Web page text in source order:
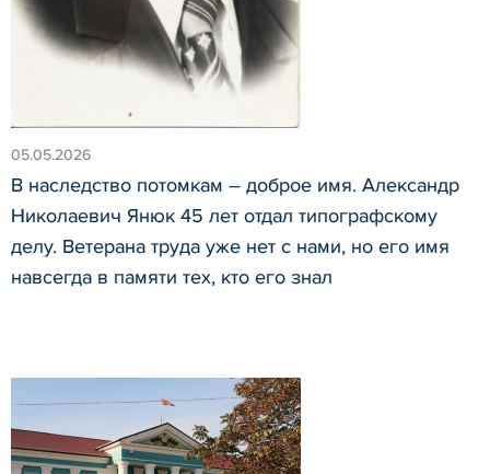
05.05.2026
В наследство потомкам – доброе имя. Александр
Николаевич Янюк 45 лет отдал типографскому
делу. Ветерана труда уже нет с нами, но его имя
навсегда в памяти тех, кто его знал